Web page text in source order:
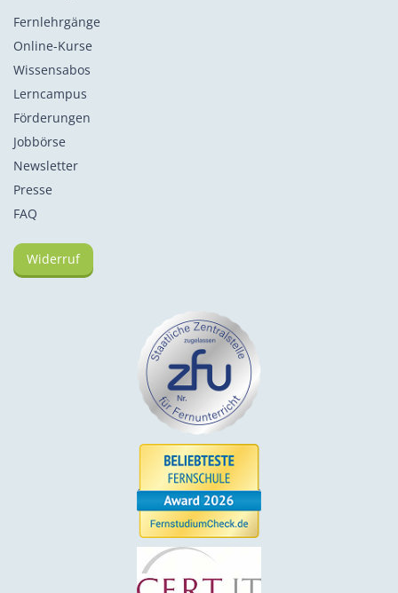
Fernlehrgänge
Online-Kurse
Wissensabos
Lerncampus
Förderungen
Jobbörse
Newsletter
Presse
FAQ
Widerruf